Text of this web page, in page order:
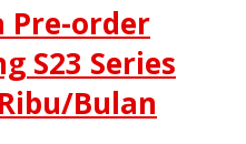
Pre-order
S23 Series
Bulan